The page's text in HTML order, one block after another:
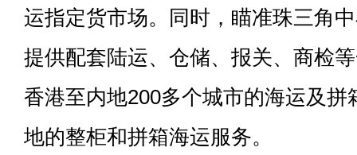
运指定货市场。同时，瞄准珠三角
提供配套陆运、仓储、报关、商检
香港至内地200多个城市的海运及
地的整柜和拼箱海运服务。